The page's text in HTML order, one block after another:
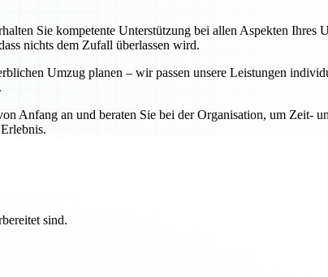
Sie kompetente Unterstützung bei allen Aspekten Ihres
nichts dem Zufall überlassen wird.
Umzug planen – wir passen unsere Leistungen
Anfang an und beraten Sie bei der Organisation, um Zeit-
sind.